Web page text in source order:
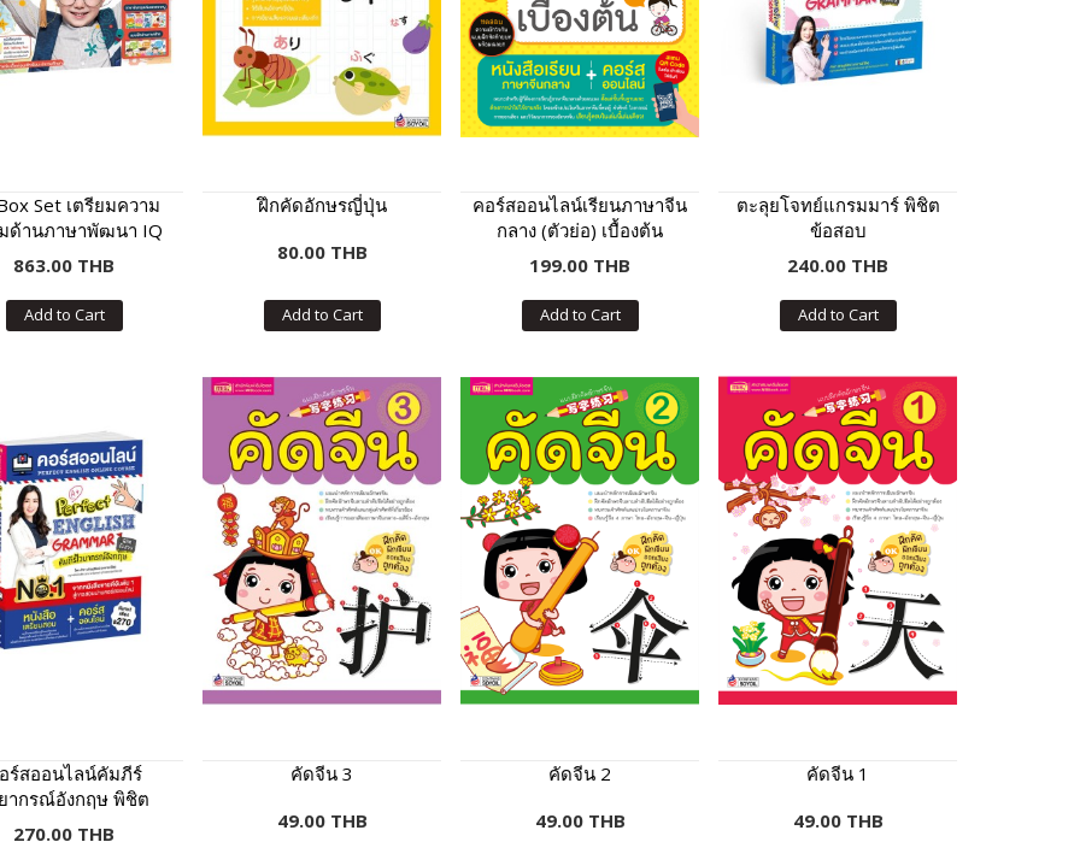
Set เตรียมความ
ด้านภาษาพัฒนา IQ
13 เล่ม
863.00 THB
Add to Cart
ฝึกคัดอักษรญี่ปุ่น
80.00 THB
Add to Cart
คอร์สออนไลน์เรียนภาษาจีน
กลาง (ตัวย่อ) เบื้องต้น
199.00 THB
Add to Cart
ตะลุยโจทย์แกรมมาร์ พิชิต
ข้อสอบ
240.00 THB
Add to Cart
ร์สออนไลน์คัมภีร์
ากรณ์อังกฤษ พิชิต
ข้อสอบ
270.00 THB
คัดจีน 3
49.00 THB
คัดจีน 2
49.00 THB
คัดจีน 1
49.00 THB